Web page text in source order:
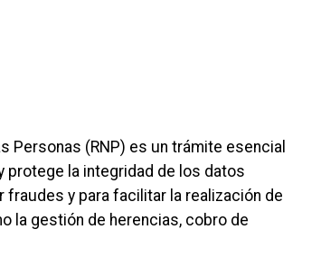
Personas (RNP) es un trámite esencial
protege la integridad de los datos
y para facilitar la realización de
la gestión de herencias, cobro de